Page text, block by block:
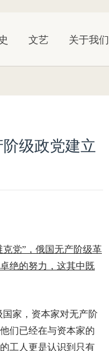
文艺 关于我们
级政党建立
党”，俄国无产阶级革
绝的努力，这其中既
家，资本家对无产阶
们已经在与资本家的
工人更是认识到只有